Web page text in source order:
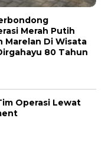
Merah Putih
Marelan Di Wisata
80 Tahun
Operasi Lewat